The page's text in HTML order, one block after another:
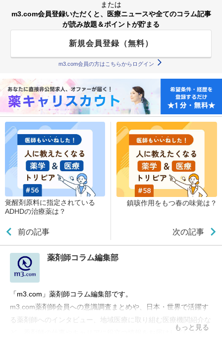
または
m3.com会員登録いただくと、医療ニュースや全てのコラム記事
が読み放題＆ポイントが貯まる
新規会員登録（無料）
m3.com会員の方はこちらからログイン
覚醒剤原料に指定されている
ADHDの治療薬は？
前の記事
鎮咳作用をもつ春の味覚は？
次の記事
薬剤師コラム編集部
「m3.com」薬剤師コラム編集部です。
m3.com薬剤師会員への意識調査まとめや、日本・世界で活躍す
る薬剤師へのインタビュー、地域医療に取り組む医療機関紹介な
ど、薬剤師の仕事やキャリアに役立つ情報をお届けしています。
もっと見る